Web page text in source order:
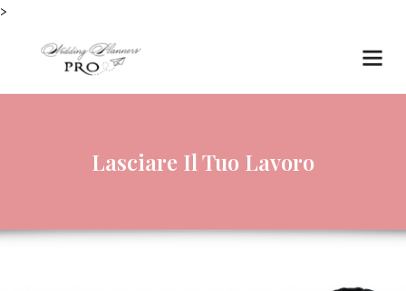
>
Lasciare Il Tuo Lavoro